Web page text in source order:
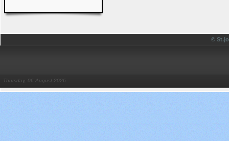
©
Thursday, 06 August 2026